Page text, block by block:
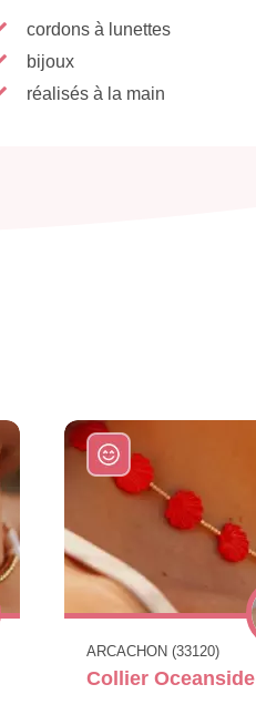
cordons à lunettes
bijoux
réalisés à la main
ARCACHON (33120)
Collier Oceanside